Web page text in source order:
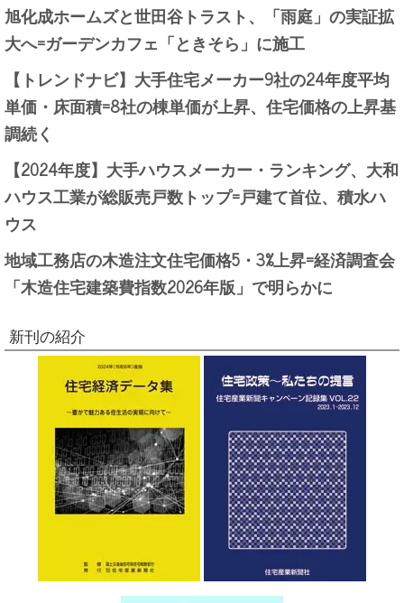
旭化成ホームズと世田谷トラスト、「雨庭」の実証拡
大へ=ガーデンカフェ「ときそら」に施工
【トレンドナビ】大手住宅メーカー9社の24年度平均
単価・床面積=8社の棟単価が上昇、住宅価格の上昇基
調続く
【2024年度】大手ハウスメーカー・ランキング、大和
ハウス工業が総販売戸数トップ=戸建て首位、積水ハ
ウス
地域工務店の木造注文住宅価格5・3%上昇=経済調査会
「木造住宅建築費指数2026年版」で明らかに
新刊の紹介